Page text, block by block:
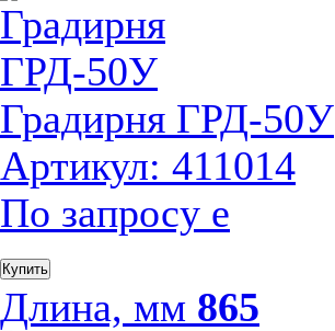
Градирня ГРД-50У
Артикул: 411014
По запросу е
Купить
Длина, мм 865